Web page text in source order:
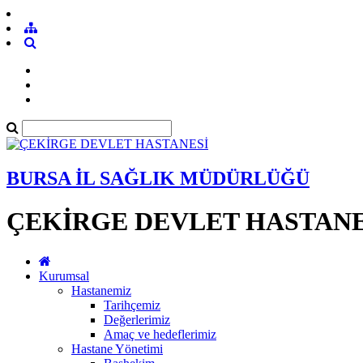
BURSA İL SAĞLIK MÜDÜRLÜĞÜ
ÇEKİRGE DEVLET
Kurumsal
Hastanemiz
Tarihçemiz
Değerlerimiz
Amaç ve hedeflerimiz
Hastane Yönetimi